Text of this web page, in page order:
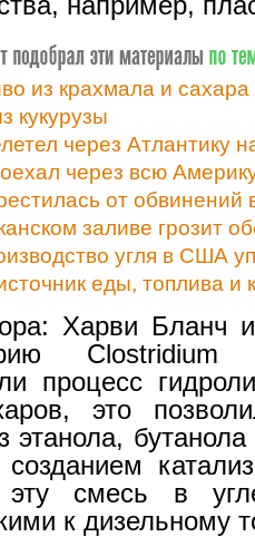
из крахмала и сахара
кукурузы
через Атлантику
через всю
от
заливе грозит
угля в США
еды, топлива и
Харви Бланч
Clostridium
процесс
это
этанола,
эту смесь в
к дизельному